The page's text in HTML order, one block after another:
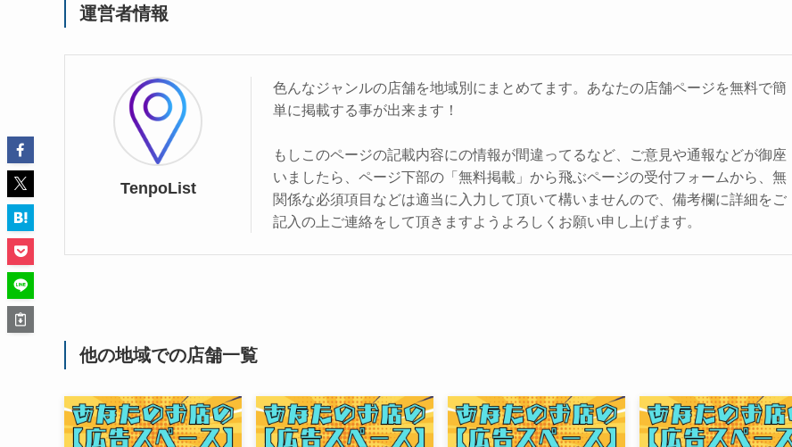
運営者情報
TenpoList
色んなジャンルの店舗を地域別にまとめてます。あなたの店舗ページを無料で簡
単に掲載する事が出来ます！
もしこのページの記載内容にの情報が間違ってるなど、ご意見や通報などが御座
いましたら、ページ下部の「無料掲載」から飛ぶページの受付フォームから、無
関係な必須項目などは適当に入力して頂いて構いませんので、備考欄に詳細をご
記入の上ご連絡をして頂きますようよろしくお願い申し上げます。
他の地域での店舗一覧